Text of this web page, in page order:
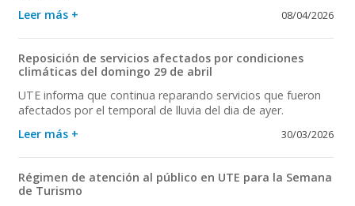
Leer más +
08/04/2026
Reposición de servicios afectados por condiciones
climáticas del domingo 29 de abril
UTE informa que continua reparando servicios que fueron
afectados por el temporal de lluvia del dia de ayer.
Leer más +
30/03/2026
Régimen de atención al público en UTE para la Semana
de Turismo